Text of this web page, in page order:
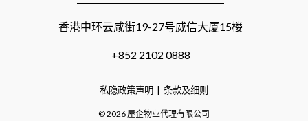
香港中环云咸街19-27号威信大厦15楼
+852 2102 0888
私隐政策声明 条款及细则
©2026 屋企物业代理有限公司